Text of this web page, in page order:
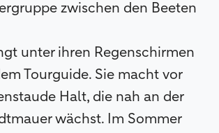
zwischen den Beeten
unter ihren Regenschirmen
Tourguide. Sie macht vor
Halt, die nah an der
wächst. Im Sommer